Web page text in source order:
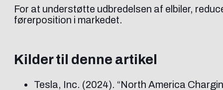
For at understøtte udbredelsen af elbiler,
førerposition i markedet.
Kilder til denne artikel
Tesla, Inc. (2024). “North America